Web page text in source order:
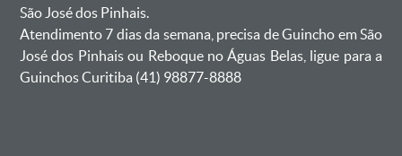
São José dos Pinhais.
Atendimento 7 dias da semana, precisa de Guincho em São
José dos Pinhais ou Reboque no Águas Belas, ligue para a
Guinchos Curitiba (41) 98877-8888